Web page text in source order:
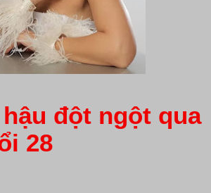
đột ngột qua
28